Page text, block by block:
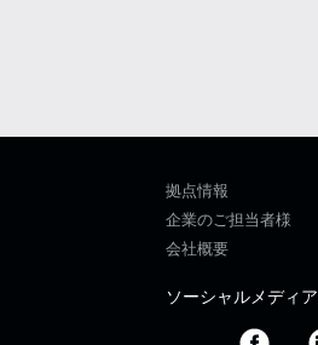
拠点情報
企業のご担当者様
会社概要
ソーシャルメディア